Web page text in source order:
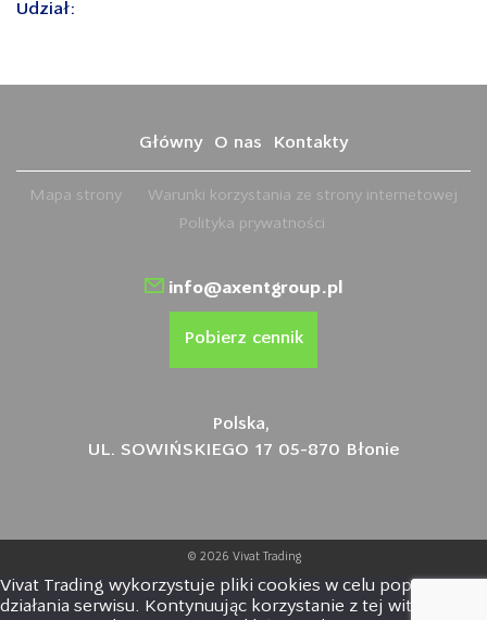
Udział:
Główny O nas Kontakty
Mapa strony
Warunki korzystania ze strony internetowej
Polityka prywatności
info@axentgroup.pl
Pobierz cennik
Polska,
UL. SOWIŃSKIEGO 17 05-870 Błonie
© 2026 Vivat Trading
Vivat Trading wykorzystuje pliki cookies w celu poprawy
działania serwisu. Kontynuując korzystanie z tej witryny,